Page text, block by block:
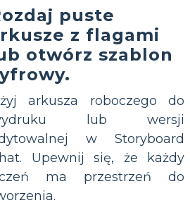
puste
z flagami
otwórz szablon
arkusza roboczego do
lub wersji
w Storyboard
Upewnij się, że każdy
ma przestrzeń do